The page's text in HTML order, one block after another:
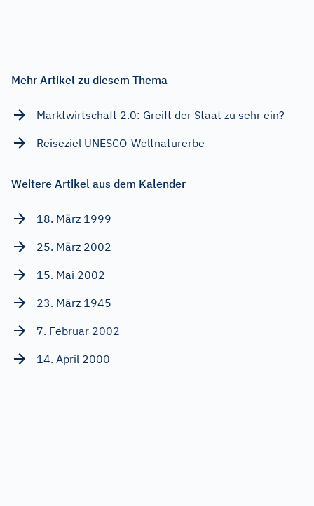
Mehr Artikel zu diesem Thema
Marktwirtschaft 2.0: Greift der Staat zu sehr ein?
Reiseziel UNESCO-Weltnaturerbe
Weitere Artikel aus dem Kalender
18. März 1999
25. März 2002
15. Mai 2002
23. März 1945
7. Februar 2002
14. April 2000